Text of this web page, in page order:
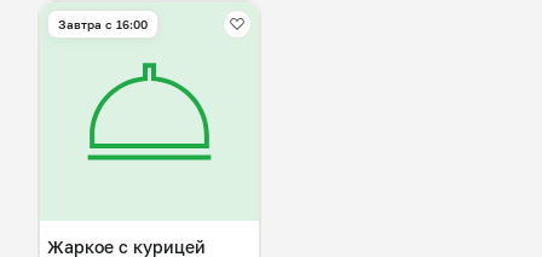
Завтра c 16:00
Жаркое с курицей